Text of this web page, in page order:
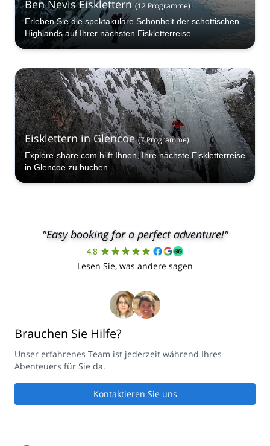
Ben Nevis Eisklettern (12 Programme)
Erleben Sie die spektakuläre Schönheit der schottischen
Highlands auf Ihrer nächsten Eiskletterreise.
Eisklettern in Glencoe (7Programme)
Explore-share.com hilft Ihnen, Ihre nächste Eiskletterreise
in Glencoe zu buchen.
"Easy booking for a perfect adventure!"
4.8
Lesen Sie, was andere sagen
Brauchen Sie Hilfe?
Unser erfahrenes Team ist jederzeit während Ihres
Abenteuers für Sie da.
Kontaktieren Sie uns